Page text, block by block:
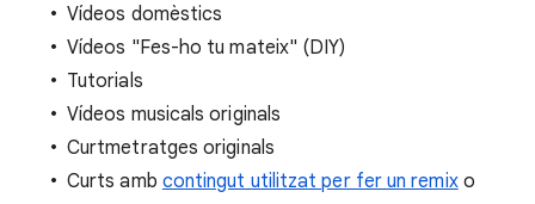
Vídeos domèstics
Vídeos "Fes-ho tu mateix" (DIY)
Tutorials
Vídeos musicals originals
Curtmetratges originals
Curts amb contingut utilitzat per fer un remixo